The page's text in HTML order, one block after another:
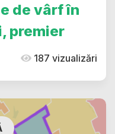
de vârf în
premier
187 vizualizări